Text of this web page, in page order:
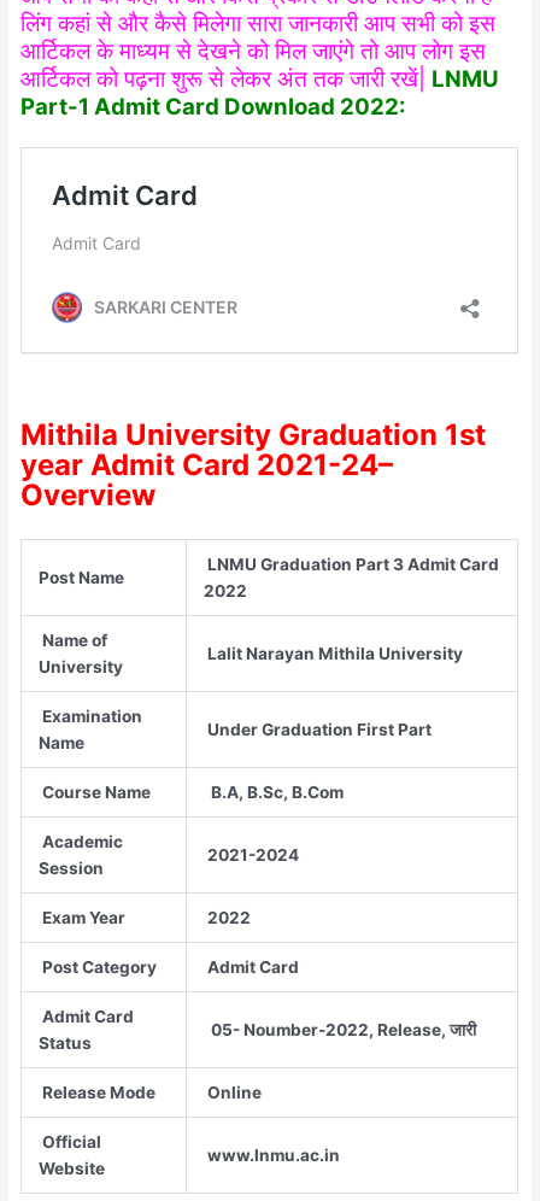
लिंग कहां से और कैसे मिलेगा सारा जानकारी आप सभी को इस
आर्टिकल के माध्यम से देखने को मिल जाएंगे तो आप लोग इस
आर्टिकल को पढ़ना शुरू से लेकर अंत तक जारी रखें| LNMU
Part-1 Admit Card Download 2022:
Mithila University Graduation 1st
year Admit Card 2021-24–
Overview
Post Name
LNMU Graduation Part 3 Admit Card
2022
Name of
University
Lalit Narayan Mithila University
Examination
Name
Under Graduation First Part
Course Name B.A, B.Sc, B.Com
Academic
Session
2021-2024
Exam Year 2022
Post Category Admit Card
Admit Card
Status
05- Noumber-2022, Release, जारी
Release Mode Online
Official
Website
www.lnmu.ac.in